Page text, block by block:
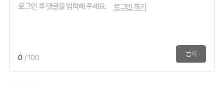
로그인 하기
0 / 100 등록